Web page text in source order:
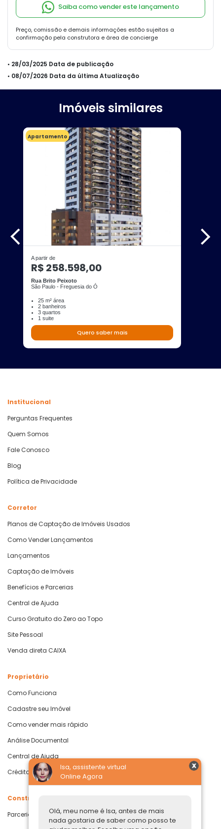
Saiba como vender este lançamento
Preço, comissão e demais informações estão sujeitas a
confirmação pela construtora e área de concierge
• 28/03/2025 Data de publicação
• 08/07/2026 Data da última Atualização
Imóveis similares
Apartamento
A partir de
R$ 258.598,00
Rua Brito Peixoto
São Paulo - Freguesia do Ó
25 m² área
2 banheiros
3 quartos
1 suite
Quero saber mais
Isa, assistente virtual
Online Agora
Olá, meu nome é Isa, antes de mais
nada gostaria de saber como posso te
Institucional
Perguntas Frequentes
Quem Somos
Fale Conosco
Blog
Política de Privacidade
Corretor
Planos de Captação de Imóveis Usados
Como Vender Lançamentos
Lançamentos
Captação de Imóveis
Benefícios e Parcerias
Central de Ajuda
Curso Gratuito do Zero ao Topo
Site Pessoal
Venda direta CAIXA
Proprietário
Como Funciona
Cadastre seu Imóvel
Como vender mais rápido
Análise Documental
Central de Ajuda
Crédito com Garantia de Imóvel
Construtoras
Parcerias Imobiliárias